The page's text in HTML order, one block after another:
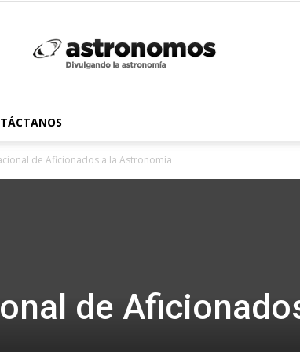
de Aficionados a la Astronomía
de